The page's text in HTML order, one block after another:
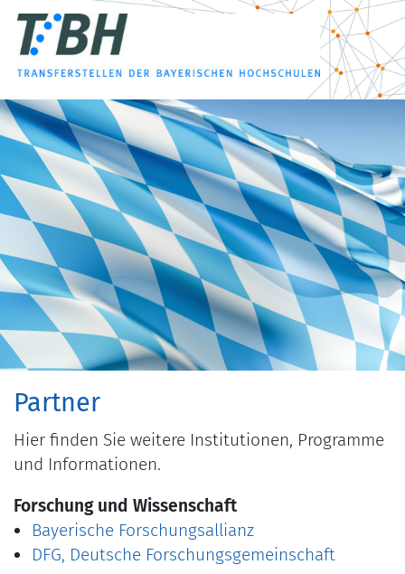
Partner
Hier finden Sie weitere Institutionen, Programme
und Informationen.
Forschung und Wissenschaft
Bayerische Forschungsallianz
DFG, Deutsche Forschungsgemeinschaft